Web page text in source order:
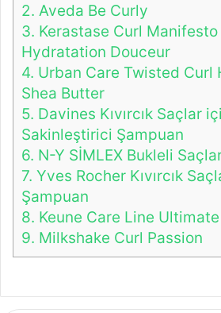
2. Aveda Be Curly
3. Kerastase Curl Manifesto
Hydratation Douceur
4. Urban Care Twisted Curl
Shea Butter
5. Davines Kıvırcık Saçlar
Sakinleştirici Şampuan
6. N-Y SİMLEX Bukleli
7. Yves Rocher Kıvırcık
Şampuan
8. Keune Care Line
9. Milkshake Curl Passion